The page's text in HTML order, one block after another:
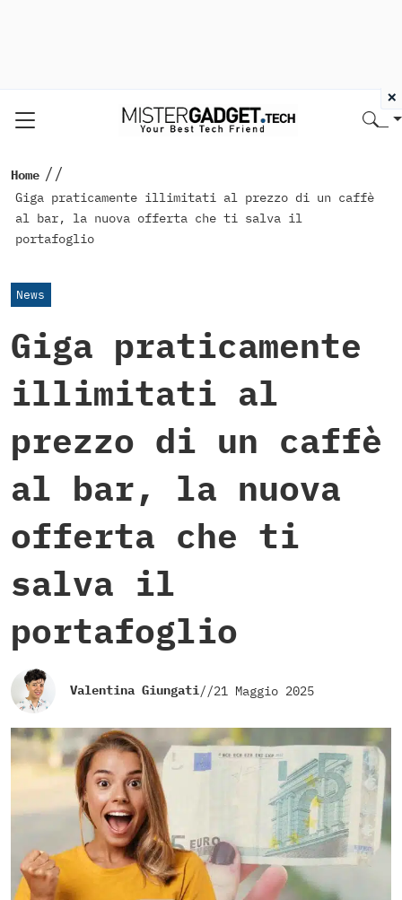
Home //
Giga praticamente illimitati al prezzo di un caffè
al bar, la nuova offerta che ti salva il
portafoglio
News
Giga praticamente
illimitati al
prezzo di un caffè
al bar, la nuova
offerta che ti
salva il
portafoglio
Valentina Giungati//21 Maggio 2025
×